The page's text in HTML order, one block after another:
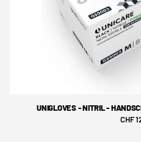
UNIGLOVES - NITRIL -
CHF